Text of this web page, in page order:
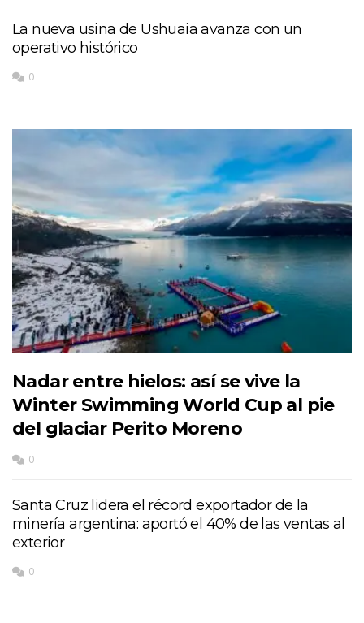
La nueva usina de Ushuaia avanza con un
operativo histórico
0
Nadar entre hielos: así se vive la
Winter Swimming World Cup al pie
del glaciar Perito Moreno
0
Santa Cruz lidera el récord exportador de la
minería argentina: aportó el 40% de las ventas al
exterior
0